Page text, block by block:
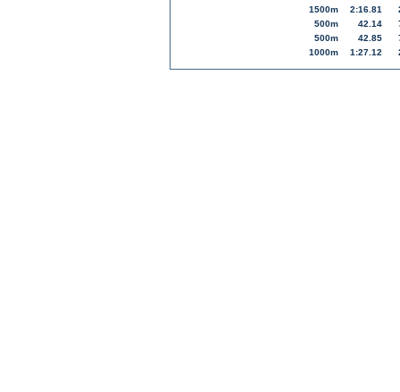
1500m
2:16.81
500m
42.14
500m
42.85
1000m
1:27.12